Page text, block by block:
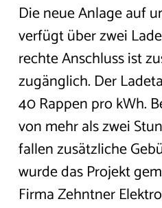
UHR. LERNEN SIE UNSERE
RÄUMLICHKEITEN UND
ANGEBOT KENNEN – WIR
FREUEN UNS AUF IHREN
BESUCH!
Die neue Anlage auf
verfügt über zwei
rechte Anschluss ist
zugänglich. Der
40 Rappen pro kWh.
von mehr als zwei
fallen zusätzliche
wurde das Projekt
Firma Zehntner